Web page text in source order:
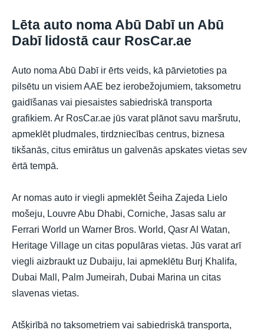
Lēta auto noma Abū Dabī un Abū
Dabī lidostā caur RosCar.ae
Auto noma Abū Dabī ir ērts veids, kā pārvietoties pa
pilsētu un visiem AAE bez ierobežojumiem, taksometru
gaidīšanas vai piesaistes sabiedriskā transporta
grafikiem. Ar RosCar.ae jūs varat plānot savu maršrutu,
apmeklēt pludmales, tirdzniecības centrus, biznesa
tikšanās, citus emirātus un galvenās apskates vietas sev
ērtā tempā.
Ar nomas auto ir viegli apmeklēt Šeiha Zajeda Lielo
mošeju, Louvre Abu Dhabi, Corniche, Jasas salu ar
Ferrari World un Warner Bros. World, Qasr Al Watan,
Heritage Village un citas populāras vietas. Jūs varat arī
viegli aizbraukt uz Dubaiju, lai apmeklētu Burj Khalifa,
Dubai Mall, Palm Jumeirah, Dubai Marina un citas
slavenas vietas.
Atšķirībā no taksometriem vai sabiedriskā transporta,